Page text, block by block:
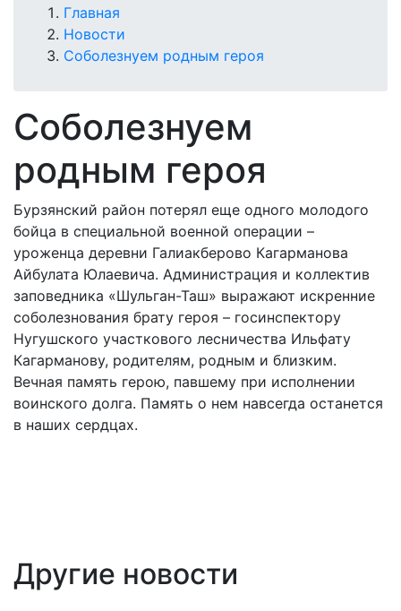
Строка
навигации
Главная
Новости
Соболезнуем родным героя
Соболезнуем
родным героя
Бурзянский район потерял еще одного молодого
бойца в специальной военной операции –
уроженца деревни Галиакберово Кагарманова
Айбулата Юлаевича. Администрация и коллектив
заповедника «Шульган-Таш» выражают искренние
соболезнования брату героя – госинспектору
Нугушского участкового лесничества Ильфату
Кагарманову, родителям, родным и близким.
Вечная память герою, павшему при исполнении
воинского долга. Память о нем навсегда останется
в наших сердцах.
Другие новости